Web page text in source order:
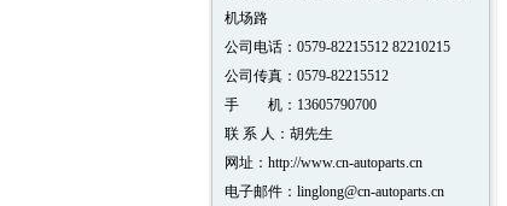
机场路
公司电话：0579-82215512 82210215
公司传真：0579-82215512
手 机：13605790700
联 系 人：胡先生
网址：http://www.cn-autoparts.cn
电子邮件：linglong@cn-autoparts.cn